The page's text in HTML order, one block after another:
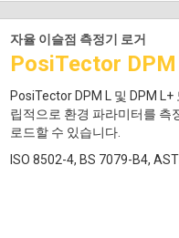
자율 이슬점 측정기 로거
PosiTector
PosiTector DPM L 및 DPM
립적으로 환경 파라미터를
로드할 수 있습니다.
ISO 8502-4, BS 7079-B4,